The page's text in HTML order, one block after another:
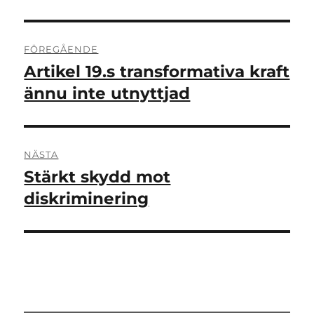
FÖREGÅENDE
Föregående
inlägg:
Artikel 19.s transformativa kraft
ännu inte utnyttjad
NÄSTA
Nästa
inlägg:
Stärkt skydd mot
diskriminering